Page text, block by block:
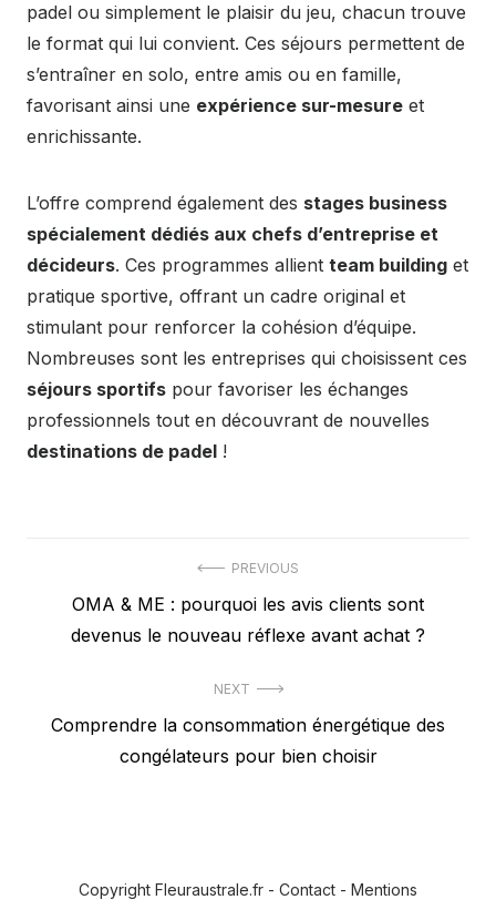
padel ou simplement le plaisir du jeu, chacun trouve
le format qui lui convient. Ces séjours permettent de
s’entraîner en solo, entre amis ou en famille,
favorisant ainsi une expérience sur-mesure et
enrichissante.
L’offre comprend également des stages business
spécialement dédiés aux chefs d’entreprise et
décideurs. Ces programmes allient team building et
pratique sportive, offrant un cadre original et
stimulant pour renforcer la cohésion d’équipe.
Nombreuses sont les entreprises qui choisissent ces
séjours sportifs pour favoriser les échanges
professionnels tout en découvrant de nouvelles
destinations de padel !
PREVIOUS
Previous
post:
OMA & ME : pourquoi les avis clients sont
devenus le nouveau réflexe avant achat ?
NEXT
Next
Comprendre la consommation énergétique des
congélateurs pour bien choisir
Copyright Fleuraustrale.fr - Contact - Mentions